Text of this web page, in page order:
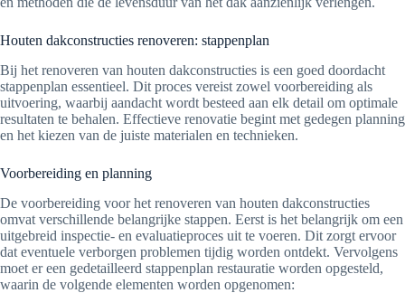
Houten dakconstructies renoveren: stappenplan
Bij het renoveren van houten dakconstructies is een goed doordacht
stappenplan essentieel. Dit proces vereist zowel voorbereiding als
uitvoering, waarbij aandacht wordt besteed aan elk detail om optimale
resultaten te behalen. Effectieve renovatie begint met gedegen planning
en het kiezen van de juiste materialen en technieken.
Voorbereiding en planning
De voorbereiding voor het renoveren van houten dakconstructies
omvat verschillende belangrijke stappen. Eerst is het belangrijk om een
uitgebreid inspectie- en evaluatieproces uit te voeren. Dit zorgt ervoor
dat eventuele verborgen problemen tijdig worden ontdekt. Vervolgens
moet er een gedetailleerd stappenplan restauratie worden opgesteld,
waarin de volgende elementen worden opgenomen: